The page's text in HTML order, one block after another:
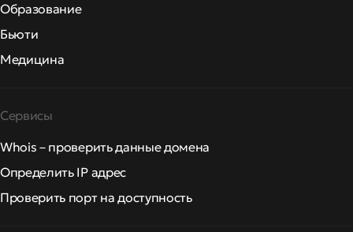
Образование
Бьюти
Медицина
Сервисы
Whois – проверить данные домена
Определить IP адрес
Проверить порт на доступность